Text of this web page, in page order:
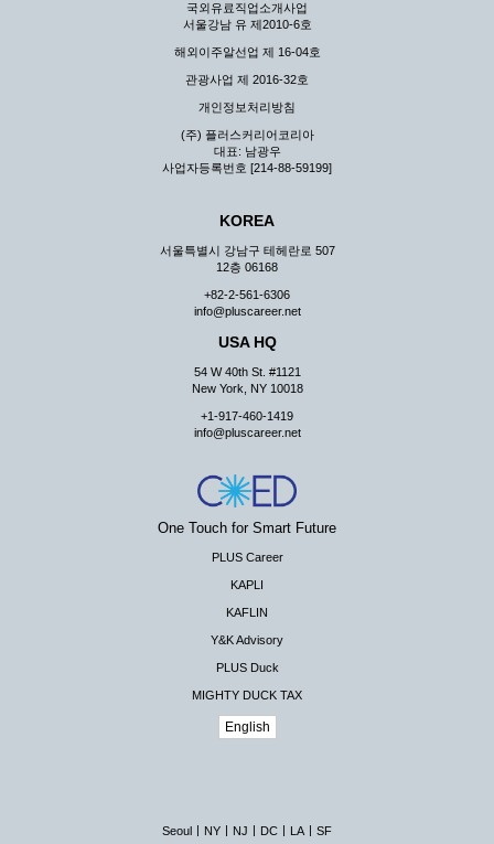
국외유료직업소개사업
서울강남 유 제2010-6호
해외이주알선업 제 16-04호
관광사업 제 2016-32호
개인정보처리방침
(주) 플러스커리어코리아
대표: 남광우
사업자등록번호 [214-88-59199]
KOREA
서울특별시 강남구 테헤란로 507
12층 06168
+82-2-561-6306
info@pluscareer.net
USA HQ
54 W 40th St. #1121
New York, NY 10018
+1-917-460-1419
info@pluscareer.net
One Touch for Smart Future
PLUS Career
KAPLI
KAFLIN
Y&K Advisory
PLUS Duck
MIGHTY DUCK TAX
English
Seoul NY NJ DC LA SF